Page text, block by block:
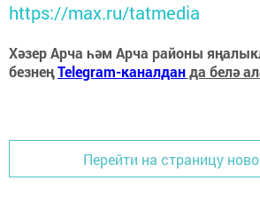
https://max.ru/tatmedia
Хәзер Арча һәм Арча районы
безнеңTelegram-каналданда белә
Перейти на страницу